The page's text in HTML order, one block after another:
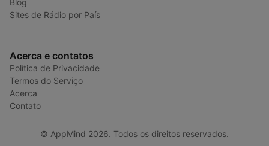
Blog
Sites de Rádio por País
Acerca e contatos
Política de Privacidade
Termos do Serviço
Acerca
Contato
© AppMind 2026. Todos os direitos reservados.